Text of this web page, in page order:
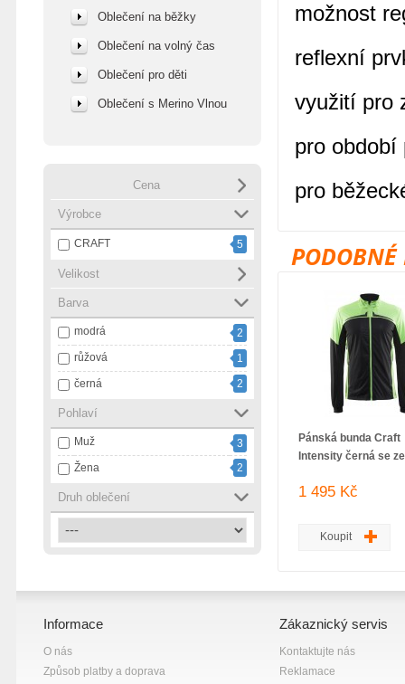
Oblečení na běžky
Oblečení na volný čas
Oblečení pro děti
Oblečení s Merino Vlnou
Cena
Výrobce
CRAFT 5
Velikost
Barva
modrá
2
růžová
1
černá
2
Pohlaví
Muž
3
Žena
2
Druh oblečení
možnost
reflexní
využití pro
pro období
pro
PODOBNÉ
Pánská bunda Craft
Intensity černá se
1 495 Kč
Koupit
Informace
O nás
Způsob platby a doprava
Zákaznický servis
Kontaktujte nás
Reklamace